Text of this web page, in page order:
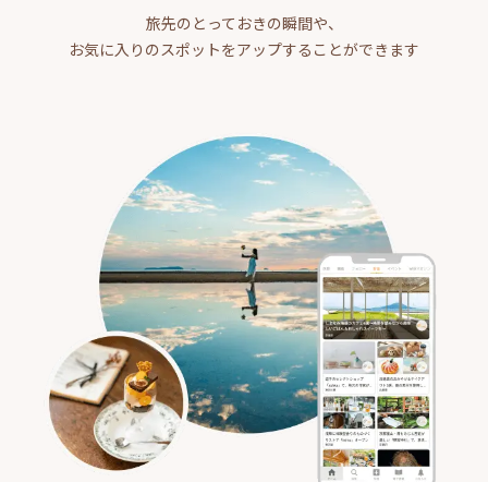
旅先のとっておきの瞬間や、
お気に入りのスポットをアップすることができます